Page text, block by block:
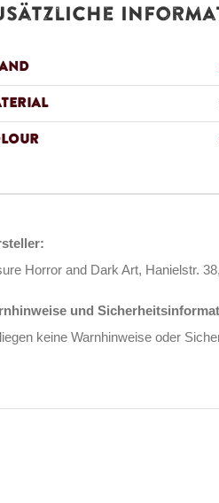
Horror and Dark Art, Hanielstr.
und
keine Warnhinweise oder